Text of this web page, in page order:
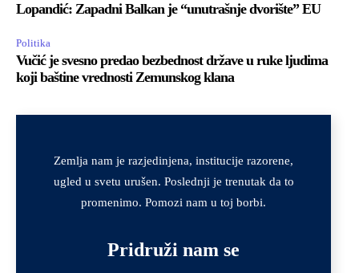
Lopandić: Zapadni Balkan je “unutrašnje dvorište” EU
Politika
Vučić je svesno predao bezbednost države u ruke ljudima
koji baštine vrednosti Zemunskog klana
Zemlja nam je razjedinjena, institucije razorene,
ugled u svetu urušen. Poslednji je trenutak da to
promenimo. Pomozi nam u toj borbi.
Pridruži nam se